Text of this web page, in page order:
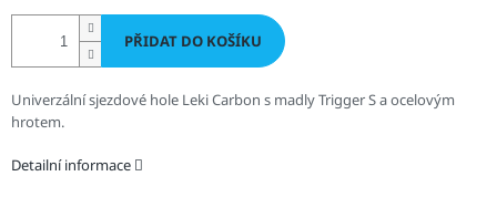
PŘIDAT DO KOŠÍKU
Univerzální sjezdové hole Leki Carbon s madly Trigger S a ocelovým
hrotem.
Detailní informace